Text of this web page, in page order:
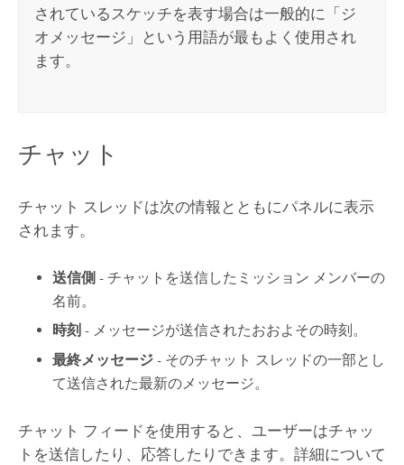
されているスケッチを表す場合は一般的に「ジ
オメッセージ」という用語が最もよく使用され
ます。
チャット
チャット スレッドは次の情報とともにパネルに表示
されます。
送信側 - チャットを送信したミッション メンバーの
名前。
時刻 - メッセージが送信されたおおよその時刻。
最終メッセージ - そのチャット スレッドの一部とし
て送信された最新のメッセージ。
チャット フィードを使用すると、ユーザーはチャッ
トを送信したり、応答したりできます。詳細について